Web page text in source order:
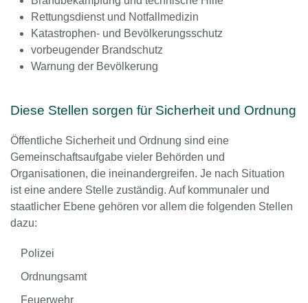
Rettungsdienst und Notfallmedizin
Katastrophen- und Bevölkerungsschutz
vorbeugender Brandschutz
Warnung der Bevölkerung
Diese Stellen sorgen für Sicherheit und Ordnung
Öffentliche Sicherheit und Ordnung sind eine
Gemeinschaftsaufgabe vieler Behörden und
Organisationen, die ineinandergreifen. Je nach Situation
ist eine andere Stelle zuständig. Auf kommunaler und
staatlicher Ebene gehören vor allem die folgenden Stellen
dazu:
Polizei
Ordnungsamt
Feuerwehr